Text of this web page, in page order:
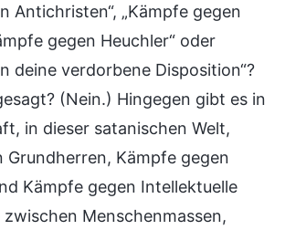
Antichristen“, „Kämpfe gegen
gegen Heuchler“ oder
deine verdorbene Disposition“?
(Nein.) Hingegen gibt es in
in dieser satanischen Welt,
Grundherren, Kämpfe gegen
Kämpfe gegen Intellektuelle
Menschenmassen,